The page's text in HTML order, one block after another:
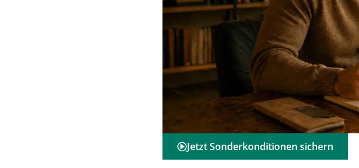
Jetzt Sonderkonditionen sichern